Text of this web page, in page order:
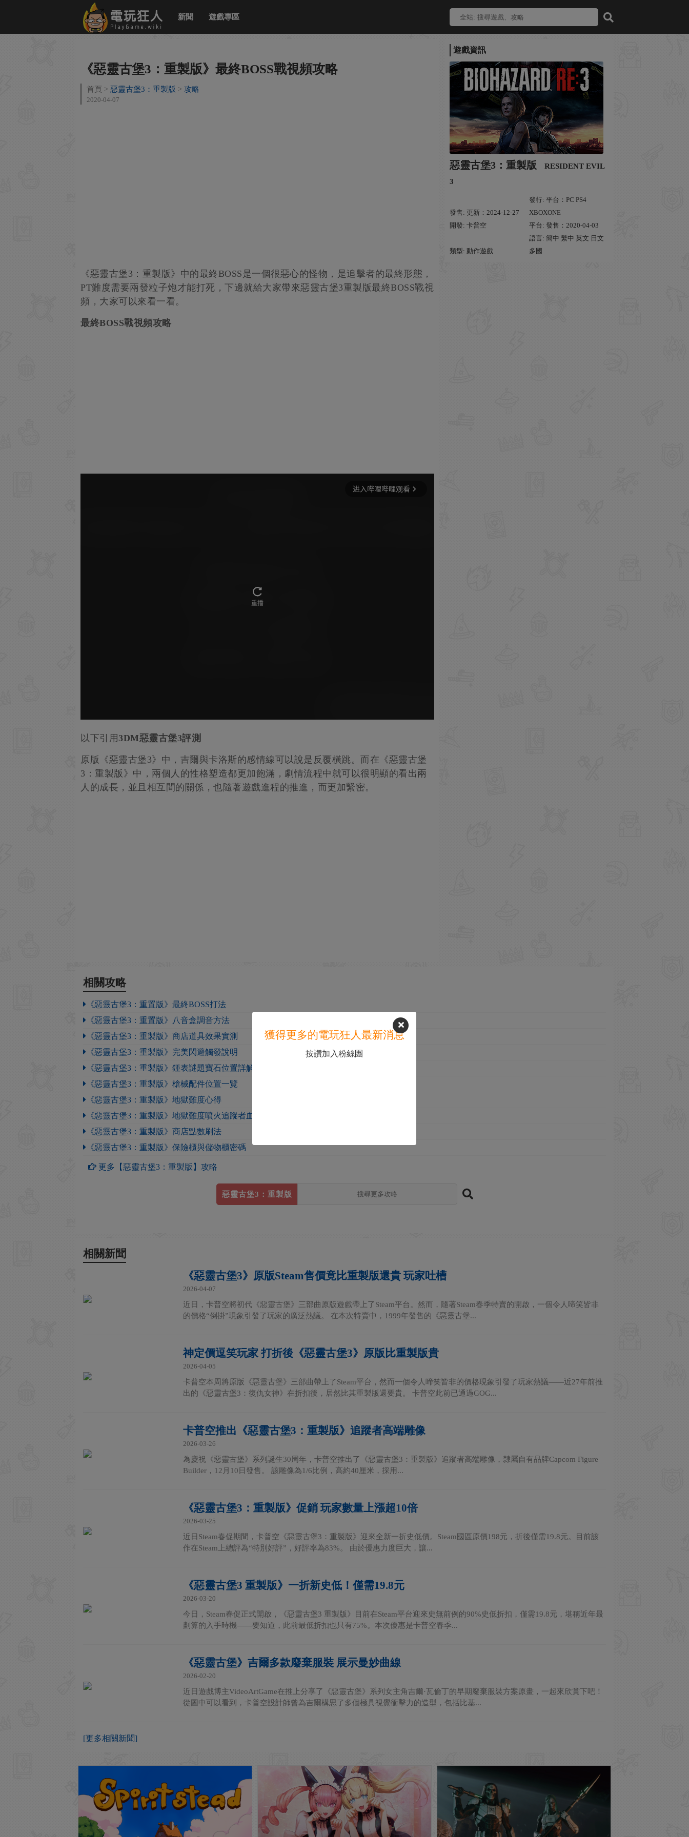
新聞 遊戲專區
遊戲資訊
惡靈古堡3：重製版
RESIDENT EVIL
3
發售: 更新：2024-12-27
發行: 平台：PC PS4
XBOXONE
開發: 卡普空
平台: 發售：2020-04-03
類型: 動作遊戲
語言: 簡中 繁中 英文 日文
多國
《惡靈古堡3：重製版》最終BOSS戰視頻攻略
首頁 惡靈古堡3：重製版 攻略
2020-04-07
《惡靈古堡3：重製版》中的最終BOSS是一個很惡心的怪物，是追擊者的最終形態，
PT難度需要兩發粒子炮才能打死，下邊就給大家帶來惡靈古堡3重製版最終BOSS戰視
頻，大家可以來看一看。
最終BOSS戰視頻攻略
以下引用3DM惡靈古堡3評測
原版《惡靈古堡3》中，吉爾與卡洛斯的感情線可以說是反覆橫跳。而在《惡靈古堡
3：重製版》中，兩個人的性格塑造都更加飽滿，劇情流程中就可以很明顯的看出兩
人的成長，並且相互間的關係，也隨著遊戲進程的推進，而更加緊密。
相關攻略
《惡靈古堡3：重置版》最終BOSS打法
《惡靈古堡3：重置版》八音盒調音方法
《惡靈古堡3：重製版》商店道具效果實測
《惡靈古堡3：重製版》完美閃避觸發說明
《惡靈古堡3：重製版》鍾表謎題寶石位置詳解
《惡靈古堡3：重製版》槍械配件位置一覽
《惡靈古堡3：重製版》地獄難度心得
《惡靈古堡3：重製版》地獄難度噴火追蹤者血量測試
《惡靈古堡3：重製版》商店點數刷法
《惡靈古堡3：重製版》保險櫃與儲物櫃密碼
更多【惡靈古堡3：重製版】攻略
惡靈古堡3：重製版
相關新聞
《惡靈古堡3》原版Steam售價竟比重製版還貴 玩家吐槽
2026-04-07
近日，卡普空將初代《惡靈古堡》三部曲原版遊戲帶上了Steam平台。然而，隨著Steam春季特賣的開啟，一個令人啼笑皆非
的價格“倒掛”現象引發了玩家的廣泛熱議。 在本次特賣中，1999年發售的《惡靈古堡...
神定價逗笑玩家 打折後《惡靈古堡3》原版比重製版貴
2026-04-05
卡普空本周將原版《惡靈古堡》三部曲帶上了Steam平台，然而一個令人啼笑皆非的價格現象引發了玩家熱議——近27年前推
出的《惡靈古堡3：復仇女神》在折扣後，居然比其重製版還要貴。 卡普空此前已通過GOG...
卡普空推出《惡靈古堡3：重製版》追蹤者高端雕像
2026-03-26
為慶祝《惡靈古堡》系列誕生30周年，卡普空推出了《惡靈古堡3：重製版》追蹤者高端雕像，隸屬自有品牌Capcom Figure
Builder，12月10日發售。 該雕像為1/6比例，高約40厘米，採用...
《惡靈古堡3：重製版》促銷 玩家數量上漲超10倍
2026-03-25
近日Steam春促期間，卡普空《惡靈古堡3：重製版》迎來全新一折史低價。Steam國區原價198元，折後僅需19.8元。目前該
作在Steam上總評為“特別好評”，好評率為83%。 由於優惠力度巨大，讓...
《惡靈古堡3 重製版》一折新史低！僅需19.8元
2026-03-20
今日，Steam春促正式開啟，《惡靈古堡3 重製版》目前在Steam平台迎來史無前例的90%史低折扣，僅需19.8元，堪稱近年最
劃算的入手時機——要知道，此前最低折扣也只有75%。本次優惠是卡普空春季...
《惡靈古堡》吉爾多款廢棄服裝 展示曼妙曲線
2026-02-20
近日遊戲博主VideoArtGame在推上分享了《惡靈古堡》系列女主角吉爾·瓦倫丁的早期廢棄服裝方案原畫，一起來欣賞下吧！
從圖中可以看到，卡普空設計師曾為吉爾構思了多個極具視覺衝擊力的造型，包括比基...
[更多相關新聞]
獲得更多的電玩狂人最新消息
按讚加入粉絲團